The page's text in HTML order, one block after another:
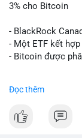
3% cho Bitcoin
- BlackRock
- Một ETF kết
- Bitcoin được
Đọc thêm